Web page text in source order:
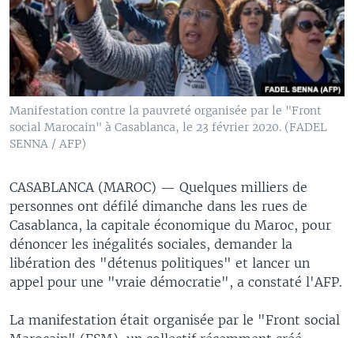
Manifestation contre la pauvreté organisée par le "Front
social Marocain" à Casablanca, le 23 février 2020. (FADEL
SENNA / AFP)
CASABLANCA (MAROC) — Quelques milliers de
personnes ont défilé dimanche dans les rues de
Casablanca, la capitale économique du Maroc, pour
dénoncer les inégalités sociales, demander la
libération des "détenus politiques" et lancer un
appel pour une "vraie démocratie", a constaté l'AFP.
La manifestation était organisée par le "Front social